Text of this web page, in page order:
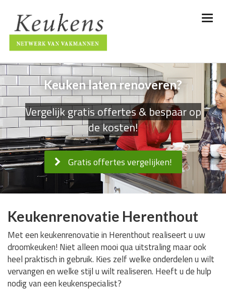
Keuken laten renoveren?
Vergelijk gratis offertes & bespaar op
de kosten!
Gratis offertes vergelijken!
Keukenrenovatie Herenthout
Met een keukenrenovatie in Herenthout realiseert u uw
droomkeuken! Niet alleen mooi qua uitstraling maar ook
heel praktisch in gebruik. Kies zelf welke onderdelen u wilt
vervangen en welke stijl u wilt realiseren. Heeft u de hulp
nodig van een keukenspecialist?